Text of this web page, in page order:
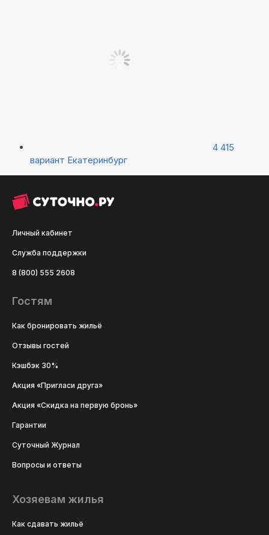
4 415
вариант Екатеринбург
Личный кабинет
Служба поддержки
8 (800) 555 2608
Гостям
Как бронировать жильё
Отзывы гостей
Кэшбэк 30%
Акция «Пригласи друга»
Акция «Скидка на первую бронь»
Гарантии
Суточный Журнал
Вопросы и ответы
Хозяевам жилья
Как сдавать жильё